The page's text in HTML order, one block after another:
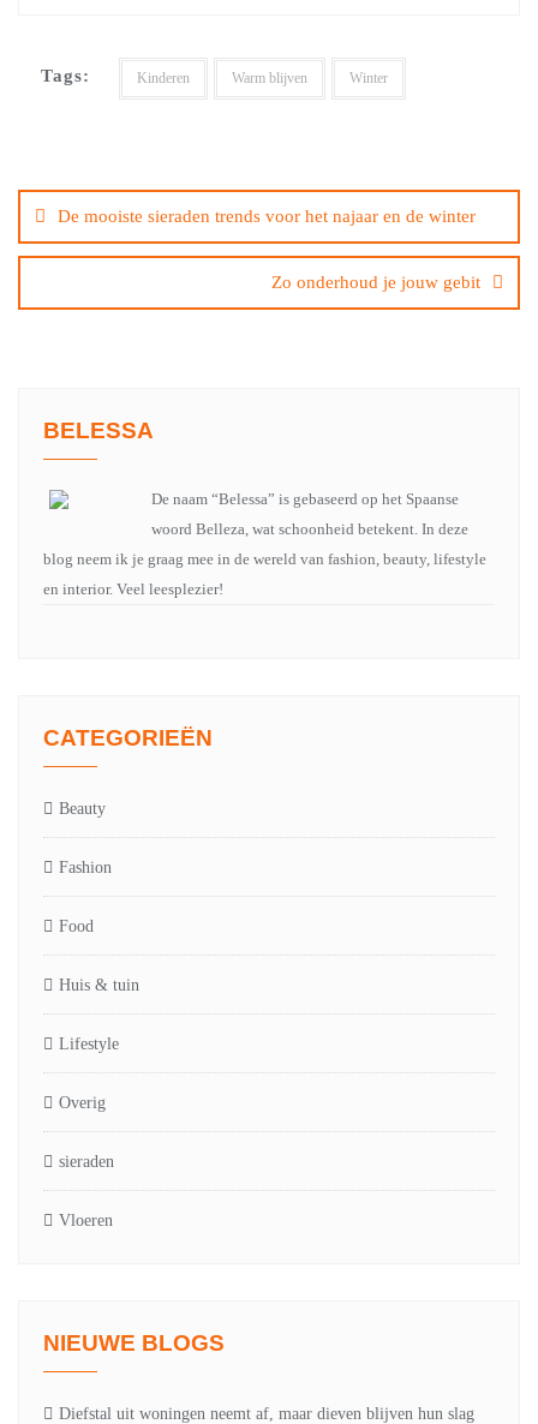
Tags: Kinderen Warm blijven Winter
navigatie
De mooiste sieraden trends voor het najaar en de winter
Zo onderhoud je jouw gebit
BELESSA
De naam “Belessa” is gebaseerd op het Spaanse
woord Belleza, wat schoonheid betekent. In deze
blog neem ik je graag mee in de wereld van fashion, beauty, lifestyle
en interior. Veel leesplezier!
CATEGORIEËN
Beauty
Fashion
Food
Huis & tuin
Lifestyle
Overig
sieraden
Vloeren
NIEUWE BLOGS
Diefstal uit woningen neemt af, maar dieven blijven hun slag